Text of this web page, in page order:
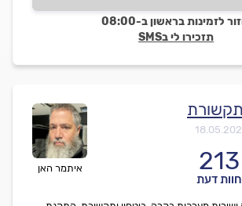
לזמינות בראשון ב-08:00
תזכירו לי בSMS
איתמר האן 213
חוות דעת